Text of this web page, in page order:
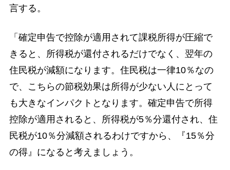
言する。
「確定申告で控除が適用されて課税所得が圧縮で
きると、所得税が還付されるだけでなく、翌年の
住民税が減額になります。住民税は一律10％なの
で、こちらの節税効果は所得が少ない人にとって
も大きなインパクトとなります。確定申告で所得
控除が適用されると、所得税が5％分還付され、住
民税が10％分減額されるわけですから、『15％分
の得』になると考えましょう。